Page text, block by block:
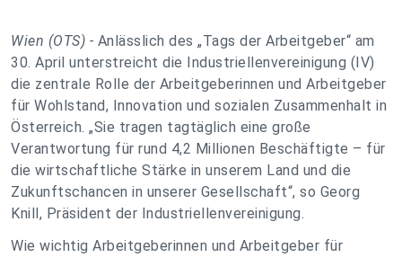
Wien (OTS) - Anlässlich des „Tags der Arbeitgeber“ am
30. April unterstreicht die Industriellenvereinigung (IV)
die zentrale Rolle der Arbeitgeberinnen und Arbeitgeber
für Wohlstand, Innovation und sozialen Zusammenhalt in
Österreich. „Sie tragen tagtäglich eine große
Verantwortung für rund 4,2 Millionen Beschäftigte – für
die wirtschaftliche Stärke in unserem Land und die
Zukunftschancen in unserer Gesellschaft“, so Georg
Knill, Präsident der Industriellenvereinigung.
Wie wichtig Arbeitgeberinnen und Arbeitgeber für